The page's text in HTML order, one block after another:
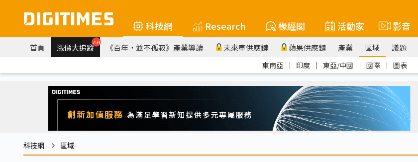
科技網 Research 椽經閣 活動家 影音
首頁 漲價大追蹤259 《百年，並不孤寂》產業導讀 未來車供應鏈 蘋果供應鏈 產業 區域 議題
東南亞 ｜ 印度 ｜ 東亞/中國 ｜ 國際 ｜ 圖表
科技網 區域